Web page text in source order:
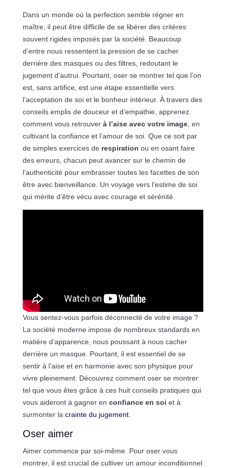
Dans un monde où la perfection semble régner en
maître, il peut être difficile de se libérer des critères
souvent rigides imposés par la société. Beaucoup
d’entre nous ressentent la pression de se cacher
derrière des masques ou des filtres, redoutant le
jugement d’autrui. Pourtant, oser se montrer tel que l’on
est, sans artifice, est une étape essentielle vers
l’acceptation de soi et le bonheur intérieur. À travers des
conseils emplis de douceur et d’empathie, apprenez
comment vous retrouver à l’aise avec votre image, en
cultivant la confiance et l’amour de soi. Que ce soit par
de simples exercices de respiration ou en osant faire
des erreurs, chacun peut avancer sur le chemin de
l’authenticité pour embrasser toutes les facettes de son
être avec bienveillance. Un voyage vers l’estime de soi
qui mérite d’être vécu avec courage et sérénité.
Vous sentez-vous parfois déconnecté de votre image ?
La société moderne impose de nombreux standards en
matière d’apparence, nous poussant à nous cacher
derrière un masque. Pourtant, il est essentiel de se
sentir à l’aise et en harmonie avec son physique pour
vivre pleinement. Découvrez comment oser se montrer
tel que vous êtes grâce à ces huit conseils pratiques qui
vous aideront à gagner en confiance en soi et à
surmonter la crainte du jugement.
Oser aimer
Aimer commence par soi-même. Pour oser vous
montrer, il est crucial de cultiver un amour inconditionnel